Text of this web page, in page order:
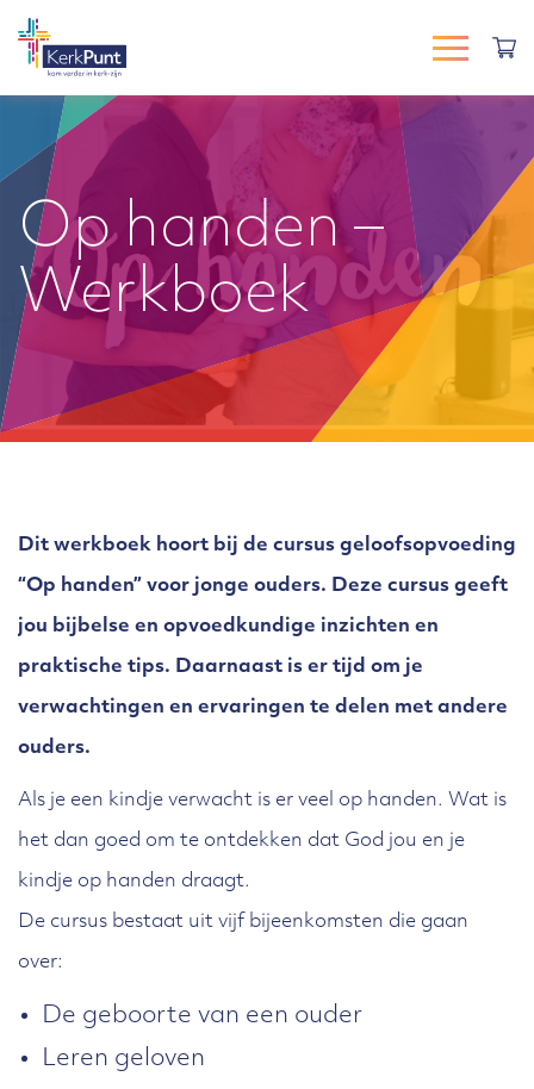
Op handen –
Werkboek
Dit werkboek hoort bij de cursus geloofsopvoeding
“Op handen” voor jonge ouders. Deze cursus geeft
jou bijbelse en opvoedkundige inzichten en
praktische tips. Daarnaast is er tijd om je
verwachtingen en ervaringen te delen met andere
ouders.
Als je een kindje verwacht is er veel op handen. Wat is
het dan goed om te ontdekken dat God jou en je
kindje op handen draagt.
De cursus bestaat uit vijf bijeenkomsten die gaan
over:
De geboorte van een ouder
Leren geloven